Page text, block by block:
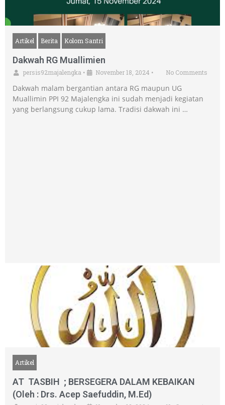
Artikel Berita Kolom Santri
Dakwah RG Muallimien
persis92majalengka • November 18, 2024 • No Comments
Dakwah malam bergantian antara RG maupun UG
Muallimin PPI 92 Majalengka ini sudah menjadi kegiatan
yang berlangsung cukup lama. Tradisi dakwah ini …
Artikel
AT TASBIH ; BERSEGERA DALAM KEBAIKAN
(Oleh : Drs. Acep Saefuddin, M.Ed)